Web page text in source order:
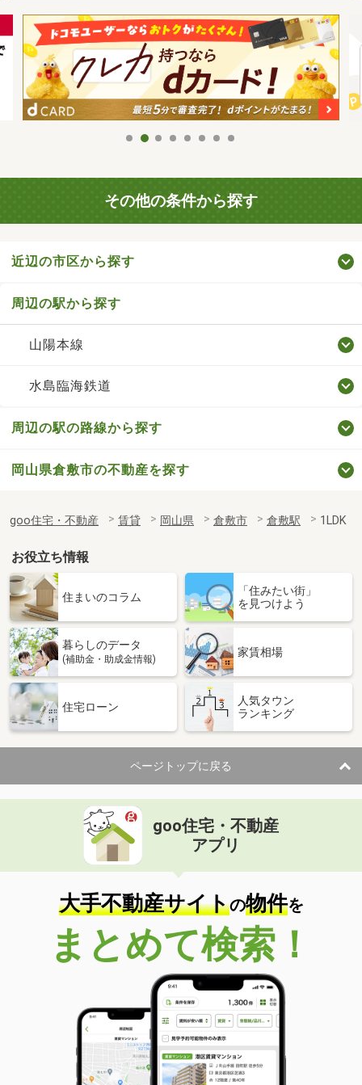
その他の条件から探す
近辺の市区から探す
周辺の駅から探す
山陽本線
水島臨海鉄道
周辺の駅の路線から探す
岡山県倉敷市の不動産を探す
goo住宅・不動産 賃貸 岡山県 倉敷市 倉敷駅 1LDK
お役立ち情報
住まいのコラム
「住みたい街」
を見つけよう
暮らしのデータ
(補助金・助成金情報)
家賃相場
住宅ローン
人気タウン
ランキング
ページトップに戻る
goo住宅・不動産
アプリ
大手不動産サイトの物件を
まとめて検索！